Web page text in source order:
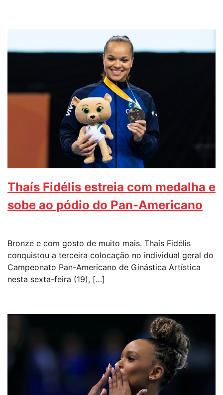
Thaís Fidélis estreia com medalha e
sobe ao pódio do Pan-Americano
Bronze e com gosto de muito mais. Thaís Fidélis
conquistou a terceira colocação no individual geral do
Campeonato Pan-Americano de Ginástica Artística
nesta sexta-feira (19), […]